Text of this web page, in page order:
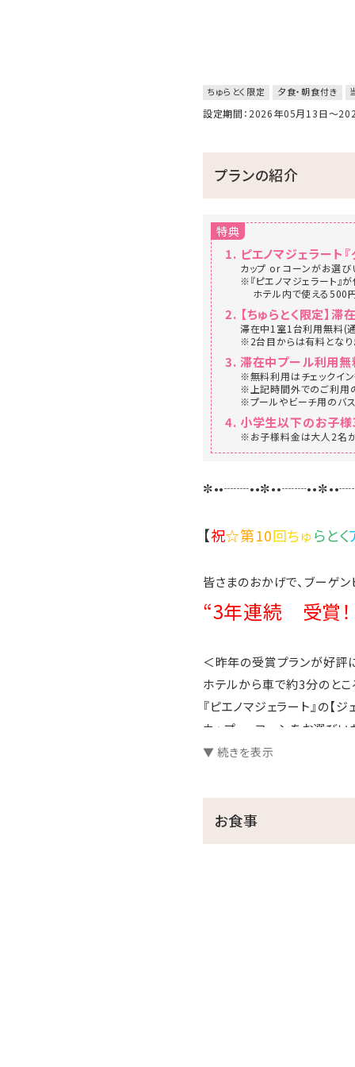
ちゅらとく限定 夕食・朝食付き
設定期間：2026年05月13日～
プランの紹介
特典
ピエノマジェラー
カップ or コーンがお選び
※『ピエノマジェラート』
ホテル内で使える500円
【ちゅらとく限定】
滞在中1室1台利用無料(
※2台目からは有料となり
滞在中プール利用無
※無料利用はチェックイ
※上記時間外でのご利用
※プールやビーチ用のバ
小学生以下のお子様
※お子様料金は大人2名
【祝☆第10回ちゅらとく
皆さまのおかげで、ブーゲ
“3年連続 受賞！
＜昨年の受賞プランが好評
ホテルから車で約3分のとこ
『ピエノマジェラート』の【
カップ or コーンをお選び
とっておきのジェラートを
※不定休となりますので、店
※ご滞在中に『ピエノマジ
ホテル内で使える500円チ
【8月休業日】 7日（金）
※8/7（金）は、台風接近に
9月以降の休業日につきま
▼ 続きを表示
お食事